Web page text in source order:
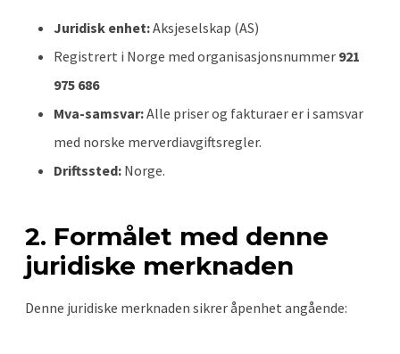
Juridisk enhet:Aksjeselskap (AS)
Registrert i Norge med organisasjonsnummer 921
975 686
Mva-samsvar:Alle priser og fakturaer er i samsvar
med norske merverdiavgiftsregler.
Driftssted: Norge.
2. Formålet med denne
juridiske merknaden
Denne juridiske merknaden sikrer åpenhet angående: